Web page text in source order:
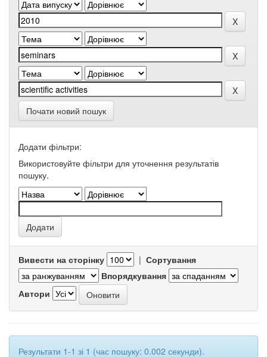
Почати новий пошук
Додати фільтри:
Використовуйте фільтри для уточнення результатів
пошуку.
Вивести на сторінку | Сортування
Впорядкування
Автори
Результати 1-1 зі 1 (час пошуку: 0.002 секунди).